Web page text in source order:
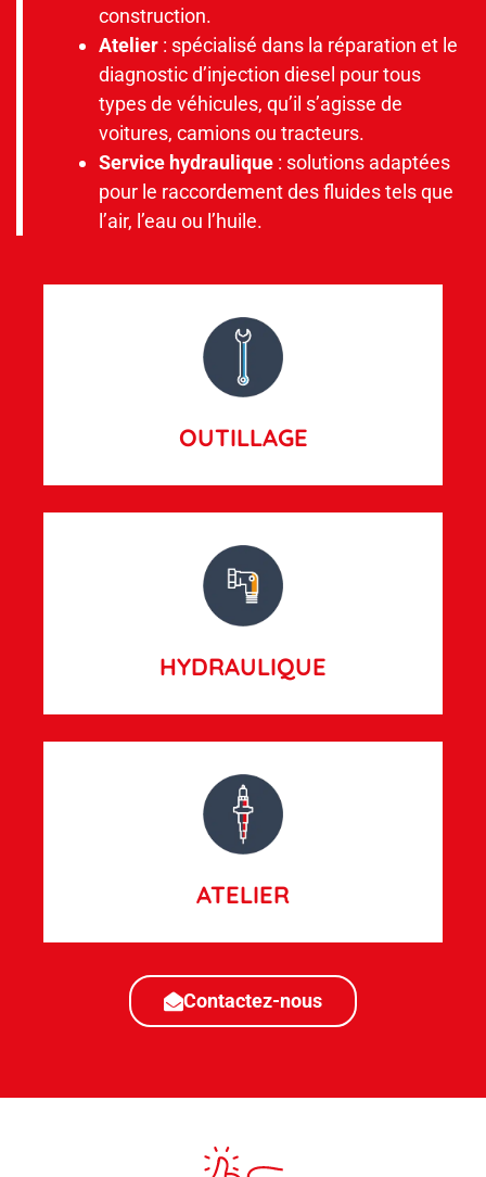
construction.
Atelier : spécialisé dans la réparation et le
diagnostic d’injection diesel pour tous
types de véhicules, qu’il s’agisse de
voitures, camions ou tracteurs.
Service hydraulique : solutions adaptées
pour le raccordement des fluides tels que
l’air, l’eau ou l’huile.
OUTILLAGE
HYDRAULIQUE
ATELIER
Contactez-nous